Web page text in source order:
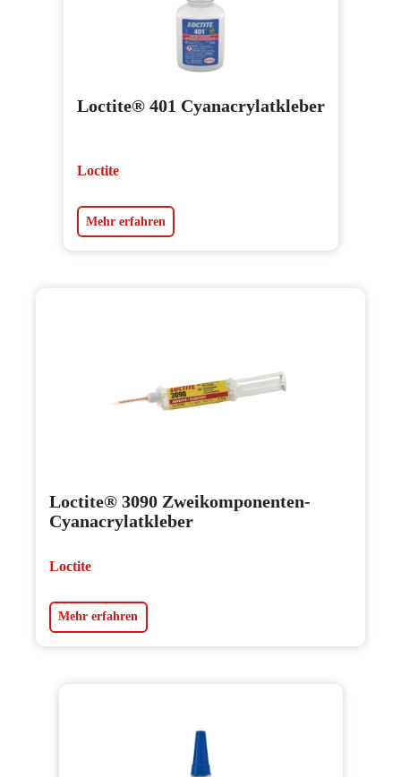
Loctite® 401 Cyanacrylatkleber
Loctite
Mehr erfahren
Loctite® 3090 Zweikomponenten-
Cyanacrylatkleber
Loctite
Mehr erfahren